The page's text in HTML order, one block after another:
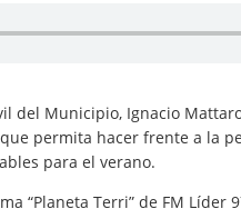
del Municipio, Ignacio
permita hacer frente a la
para el verano.
“Planeta Terri” de FM